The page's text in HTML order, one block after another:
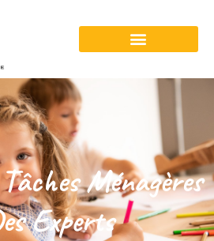
Ménagères
Experts